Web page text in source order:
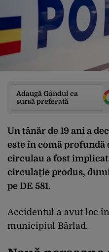
Adaugă Gândul ca
sursă preferată
Un tânăr de 19 ani a
este în comă profundă
circulau a fost
circulaţie produs,
pe DE 581.
Accidentul a avut loc
municipiul Bârlad.